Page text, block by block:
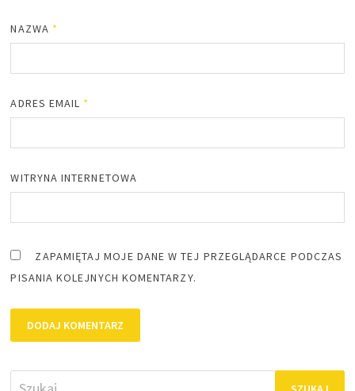
NAZWA *
ADRES EMAIL *
WITRYNA INTERNETOWA
ZAPAMIĘTAJ MOJE DANE W TEJ PRZEGLĄDARCE PODCZAS
PISANIA KOLEJNYCH KOMENTARZY.
Szukaj: